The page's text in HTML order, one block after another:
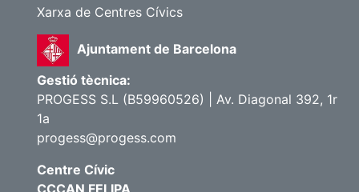
Xarxa de Centres Cívics
Ajuntament de Barcelona
Gestió tècnica:
PROGESS S.L (B59960526) | Av. Diagonal 392, 1r
1a
progess@progess.com
Centre Cívic